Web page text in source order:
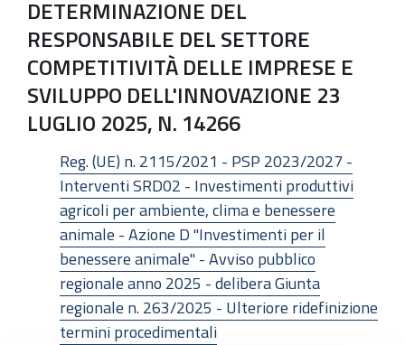
DETERMINAZIONE DEL
RESPONSABILE DEL SETTORE
COMPETITIVITÀ DELLE IMPRESE E
SVILUPPO DELL'INNOVAZIONE 23
LUGLIO 2025, N. 14266
Reg. (UE) n. 2115/2021 - PSP 2023/2027 -
Interventi SRD02 - Investimenti produttivi
agricoli per ambiente, clima e benessere
animale - Azione D "Investimenti per il
benessere animale" - Avviso pubblico
regionale anno 2025 - delibera Giunta
regionale n. 263/2025 - Ulteriore ridefinizione
termini procedimentali